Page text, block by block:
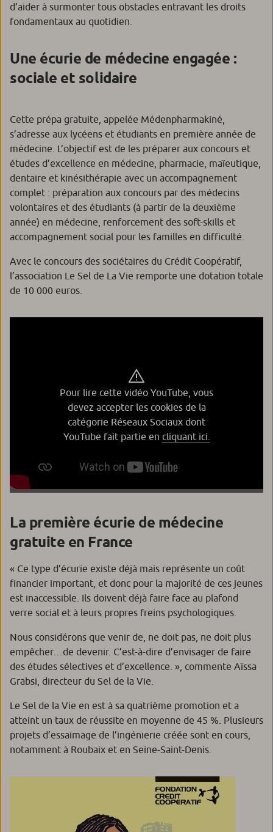
d’aider à surmonter tous obstacles entravant les droits
fondamentaux au quotidien.
Une écurie de médecine engagée :
sociale et solidaire
Cette prépa gratuite, appelée Médenpharmakiné,
s’adresse aux lycéens et étudiants en première année de
médecine. L’objectif est de les préparer aux concours et
études d’excellence en médecine, pharmacie, maïeutique,
dentaire et kinésithérapie avec un accompagnement
complet : préparation aux concours par des médecins
volontaires et des étudiants (à partir de la deuxième
année) en médecine, renforcement des soft-skills et
accompagnement social pour les familles en difficulté.
Avec le concours des sociétaires du Crédit Coopératif,
l’association Le Sel de La Vie remporte une dotation totale
de 10 000 euros.
Pour lire cette vidéo YouTube, vous
devez accepter les cookies de la
catégorie Réseaux Sociaux dont
YouTube fait partie en cliquant ici.
La première écurie de médecine
gratuite en France
« Ce type d’écurie existe déjà mais représente un coût
financier important, et donc pour la majorité de ces jeunes
est inaccessible. Ils doivent déjà faire face au plafond
verre social et à leurs propres freins psychologiques.
Nous considérons que venir de, ne doit pas, ne doit plus
empêcher…de devenir. C’est-à-dire d’envisager de faire
des études sélectives et d’excellence. », commente Aïssa
Grabsi, directeur du Sel de la Vie
Le Sel de la Vie en est à sa quatrième promotion et a
atteint un taux de réussite en moyenne de 45 %. Plusieurs
projets d’essaimage de l’ingénierie créée sont en cours,
notamment à Roubaix et en Seine-Saint-Denis.